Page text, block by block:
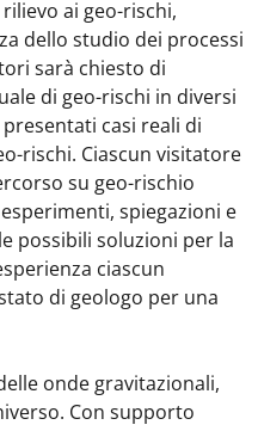
ai geo-rischi,
dello studio dei processi
sarà chiesto di
di geo-rischi in diversi
casi reali di
rischi. Ciascun visitatore
su geo-rischio
spiegazioni e
possibili soluzioni per la
ciascun
di geologo per una
onde gravitazionali,
Con supporto